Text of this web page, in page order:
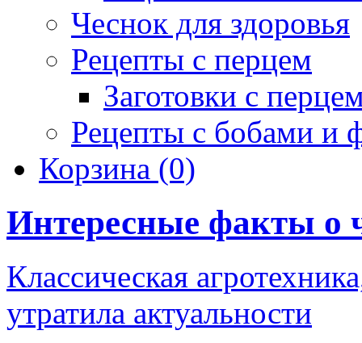
Чеснок для здоровья
Рецепты с перцем
Заготовки с
Рецепты с бобами и
Корзина (0)
Интересные факты о
Классическая
утратила актуальности